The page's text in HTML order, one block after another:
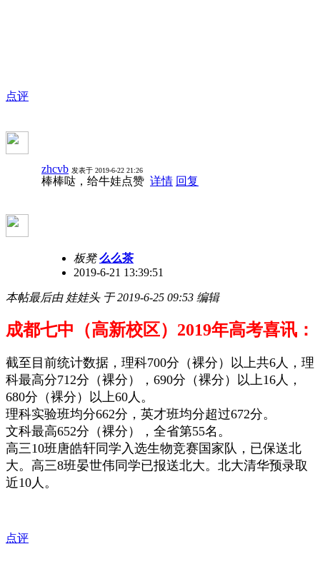
点评
zhcvb 发表于 2019-6-22 21:26
棒棒哒，给牛娃点赞 详情 回复
板凳 么么茶
2019-6-21 13:39:51
本帖最后由 娃娃头 于 2019-6-25 09:53 编辑
成都七中（高新校区）2019年高考喜讯：
截至目前统计数据，理科700分（裸分）以上共6人，理
科最高分712分（裸分），690分（裸分）以上16人，
680分（裸分）以上60人。
理科实验班均分662分，英才班均分超过672分。
文科最高652分（裸分），全省第55名。
高三10班唐皓轩同学入选生物竞赛国家队，已保送北
大。高三8班晏世伟同学已报送北大。北大清华预录取
近10人。
点评